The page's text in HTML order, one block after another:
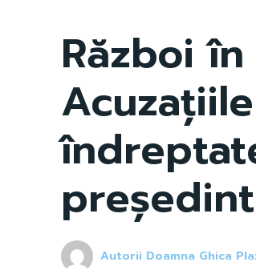
Război
Autorii Doamna Ghica